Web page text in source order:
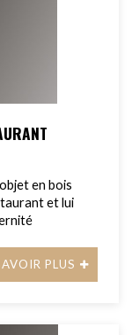
en bois
et lui
PLUS